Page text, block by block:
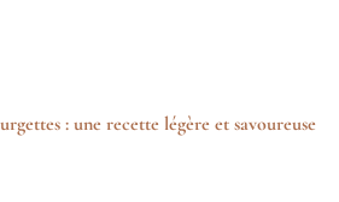
: une recette légère et savoureuse